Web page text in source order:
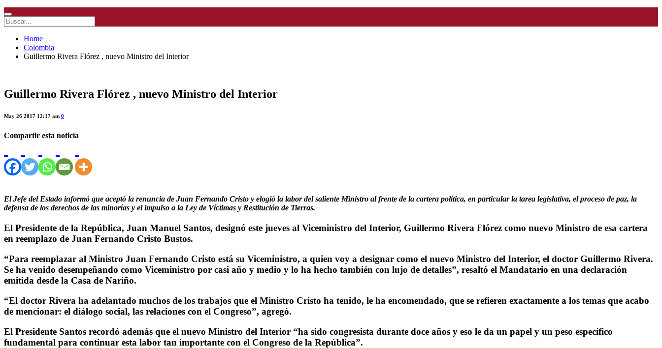
Home
Colombia
Guillermo Rivera Flórez , nuevo Ministro del Interior
Guillermo Rivera Flórez , nuevo Ministro del Interior
May 26 2017 12:17 am 0
Compartir esta noticia
El Jefe del Estado informó que aceptó la renuncia de Juan Fernando Cristo y elogió la labor del saliente Ministro al frente de la cartera política, en particular la tarea legislativa, el proceso de paz, la
defensa de los derechos de las minorías y el impulso a la Ley de Víctimas y Restitución de Tierras.
El Presidente de la República, Juan Manuel Santos, designó este jueves al Viceministro del Interior, Guillermo Rivera Flórez como nuevo Ministro de esa cartera
en reemplazo de Juan Fernando Cristo Bustos.
“Para reemplazar al Ministro Juan Fernando Cristo está su Viceministro, a quien voy a designar como el nuevo Ministro del Interior, el doctor Guillermo Rivera.
Se ha venido desempeñando como Viceministro por casi año y medio y lo ha hecho también con lujo de detalles”, resaltó el Mandatario en una declaración
emitida desde la Casa de Nariño.
“El doctor Rivera ha adelantado muchos de los trabajos que el Ministro Cristo ha tenido, le ha encomendado, que se refieren exactamente a los temas que acabo
de mencionar: el diálogo social, las relaciones con el Congreso”, agregó.
El Presidente Santos recordó además que el nuevo Ministro del Interior “ha sido congresista durante doce años y eso le da un papel y un peso específico
fundamental para continuar esta labor tan importante con el Congreso de la República”.